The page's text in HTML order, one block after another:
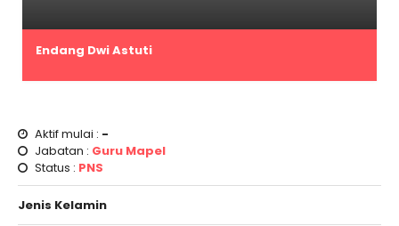
Endang Dwi Astuti
Aktif mulai : -
Jabatan : Guru Mapel
Status : PNS
Jenis Kelamin